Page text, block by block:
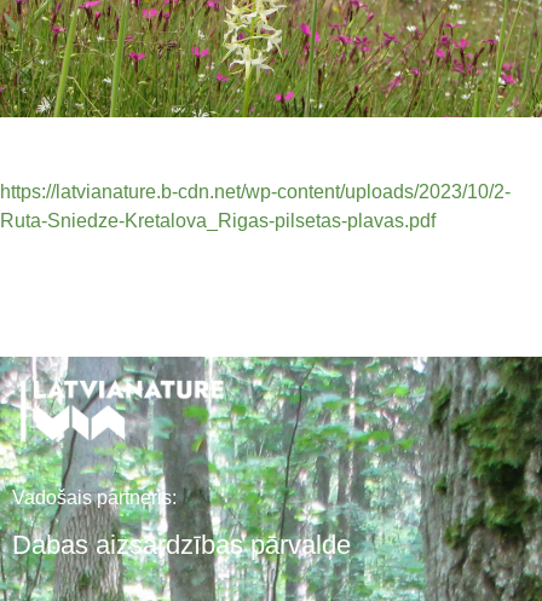
https://latvianature.b-cdn.net/wp-content/uploads/2023/10/2-
Ruta-Sniedze-Kretalova_Rigas-pilsetas-plavas.pdf
Vadošais partneris:
Dabas aizsardzības pārvalde